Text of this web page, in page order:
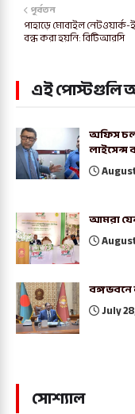
পূর্বতন
পাহাড়ে মোবাইল নেটওয়ার্ক-
বন্ধ করা হয়নি: বিটিআরসি
এই পোস্টগুলি
অফিস
লাইসেন্স
আমরা যেন
বঙ্গভবনে
July
সোশ্যাল